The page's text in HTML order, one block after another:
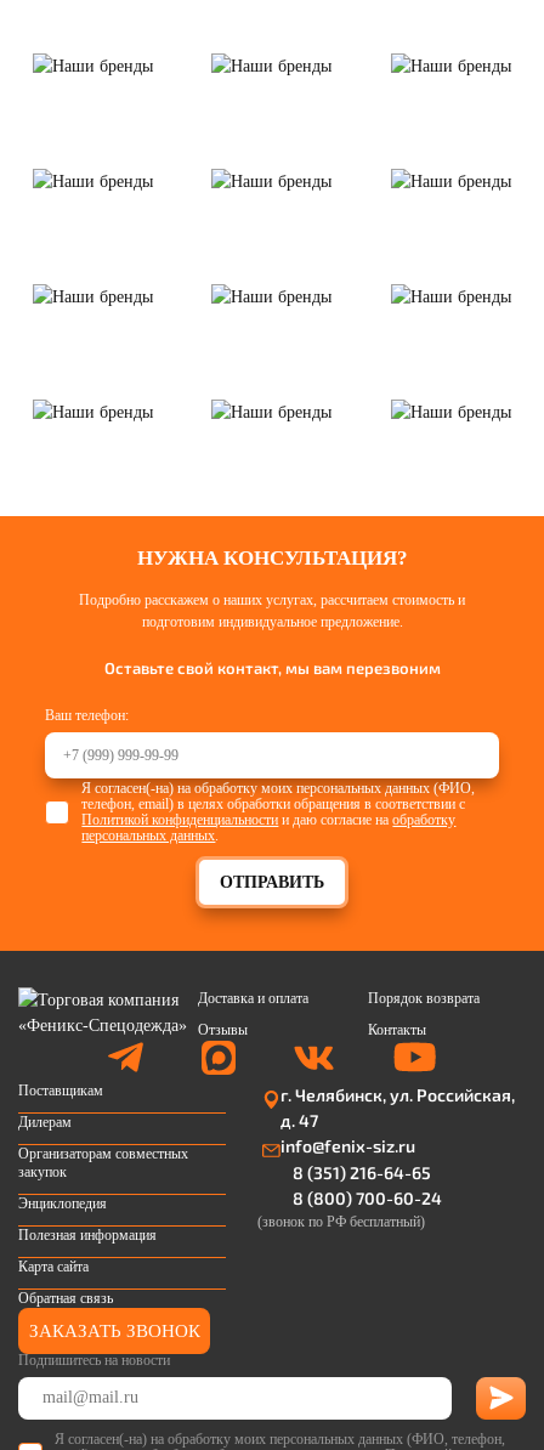
НУЖНА КОНСУЛЬТАЦИЯ?
Подробно расскажем о наших услугах, рассчитаем стоимость и
подготовим индивидуальное предложение.
Оставьте свой контакт, мы вам перезвоним
Ваш телефон:
ОТПРАВИТЬ
Я согласен(-на) на обработку моих персональных данных (ФИО,
телефон, email) в целях обработки обращения в соответствии с
Политикой конфиденциальности и даю согласие наобработку
персональных данных.
Доставка и оплата
Порядок возврата
Отзывы
Контакты
Подпишитесь на новости
Я согласен(-на) на обработку моих персональных данных (ФИО, телефон,
Поставщикам
Дилерам
Организаторам совместных
закупок
Энциклопедия
Полезная информация
Карта сайта
Обратная связь
г. Челябинск, ул. Российская,
д. 47
info@fenix-siz.ru
8 (351) 216-64-65
8 (800) 700-60-24
(звонок по РФ бесплатный)
ЗАКАЗАТЬ ЗВОНОК